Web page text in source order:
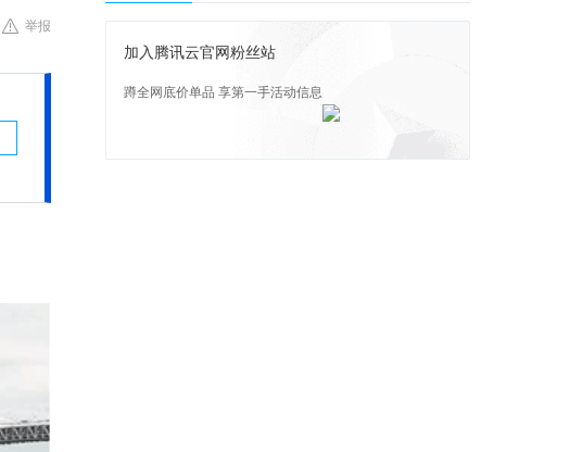
举报
加入腾讯云官网粉丝站
蹲全网底价单品 享第一手活动信息